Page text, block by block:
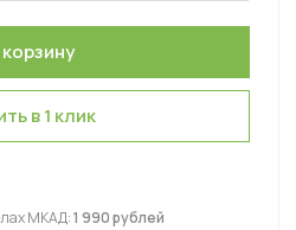
в 1 клик
МКАД:1 990 рублей